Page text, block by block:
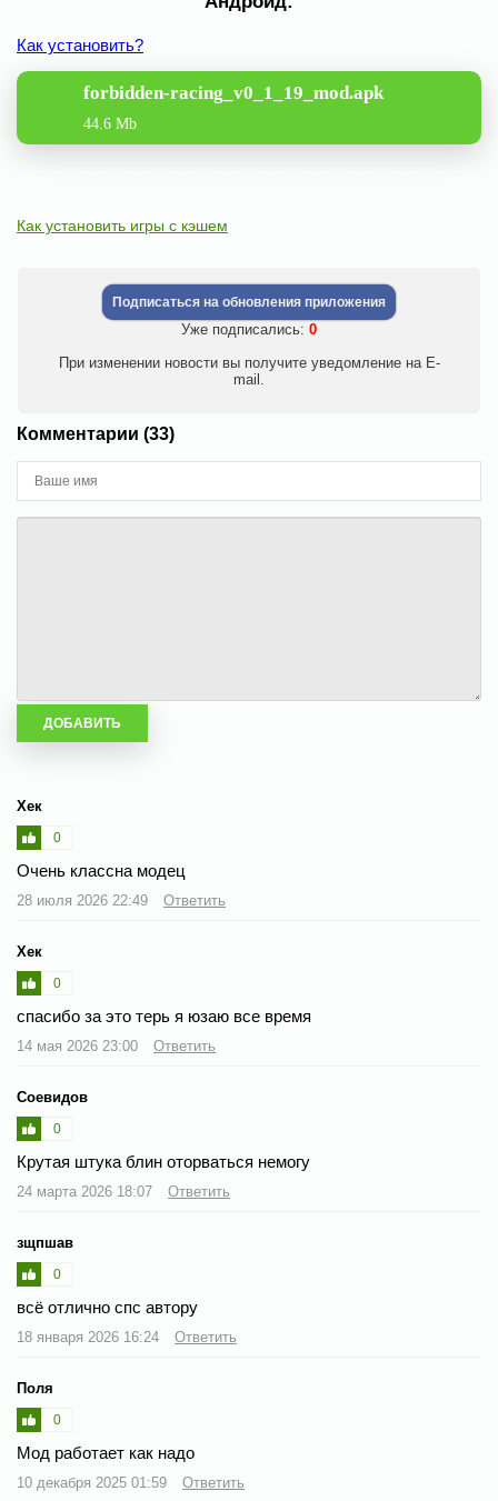
Как установить?
forbidden-racing_v0_1_19_mod.apk
44.6 Mb
Как установить игры с кэшем
Подписаться на обновления приложения
Уже подписались: 0
При изменении новости вы получите уведомление на E-
mail.
Комментарии (33)
Хек
0
Очень классна модец
28 июля 2026 22:49 Ответить
Хек
0
спасибо за это терь я юзаю все время
14 мая 2026 23:00 Ответить
Соевидов
0
Крутая штука блин оторваться немогу
24 марта 2026 18:07 Ответить
зщпшав
0
всё отлично спс автору
18 января 2026 16:24 Ответить
Поля
0
Мод работает как надо
10 декабря 2025 01:59 Ответить